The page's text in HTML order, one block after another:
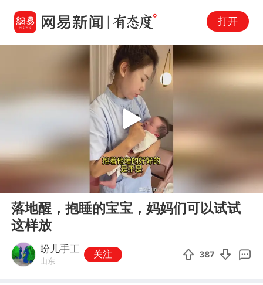
打开
01:06
Play
落地醒，抱睡的宝宝，妈妈们可以试试
这样放
盼儿手工
山东
关注 387